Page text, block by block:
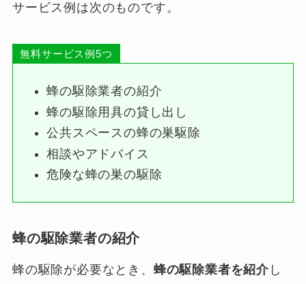
サービス例は次のものです。
無料サービス例5つ
蜂の駆除業者の紹介
蜂の駆除用具の貸し出し
公共スペースの蜂の巣駆除
相談やアドバイス
危険な蜂の巣の駆除
蜂の駆除業者の紹介
蜂の駆除が必要なとき、 蜂の駆除業者を紹介 し